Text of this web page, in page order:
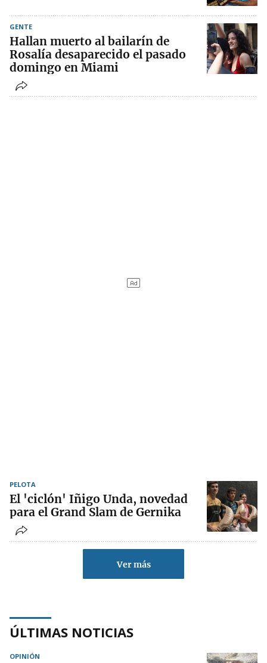
GENTE
Hallan muerto al bailarín de
Rosalía desaparecido el pasado
domingo en Miami
PELOTA
El 'ciclón' Iñigo Unda, novedad
para el Grand Slam de Gernika
Ver más
ÚLTIMAS NOTICIAS
OPINIÓN